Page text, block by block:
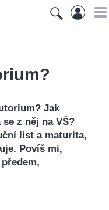
Jak
z něj na VŠ?
list a maturita,
Povíš mi,